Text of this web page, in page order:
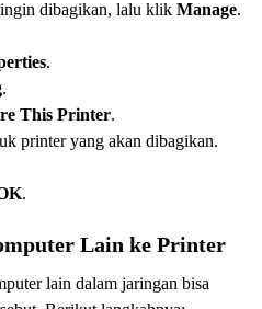
dibagikan, lalu klik Manage.
.
.
This Printer.
printer yang akan dibagikan.
.
Lain ke Printer
lain dalam jaringan bisa